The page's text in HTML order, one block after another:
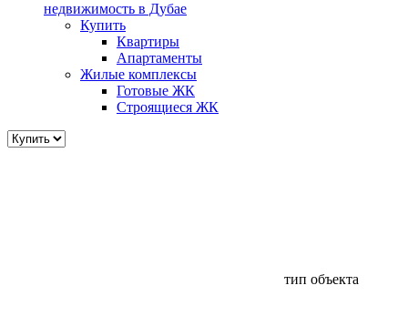
недвижимость в Дубае
Купить
Квартиры
Апартаменты
Жилые комплексы
Готовые ЖК
Строящиеся ЖК
тип объекта